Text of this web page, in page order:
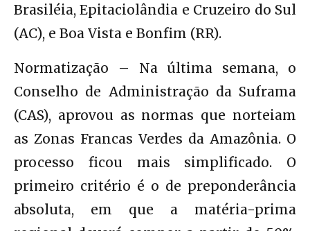
Brasiléia, Epitaciolândia e Cruzeiro do Sul
(AC), e Boa Vista e Bonfim (RR).
Normatização – Na última semana, o
Conselho de Administração da Suframa
(CAS), aprovou as normas que norteiam
as Zonas Francas Verdes da Amazônia. O
processo ficou mais simplificado. O
primeiro critério é o de preponderância
absoluta, em que a matéria-prima